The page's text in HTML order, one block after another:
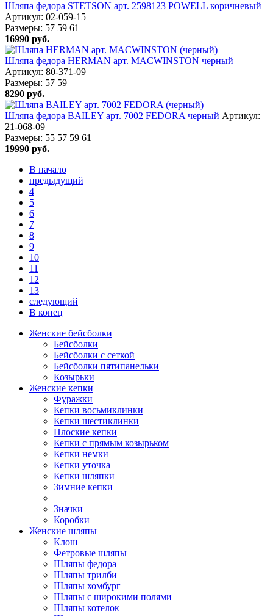
Шляпа федора STETSON арт. 2598123 POWELL коричневый
Артикул: 02-059-15
Размеры: 57 59 61
16990 руб.
Шляпа федора HERMAN арт. MACWINSTON черный
Артикул: 80-371-09
Размеры: 57 59
8290 руб.
Шляпа федора BAILEY арт. 7002 FEDORA черный Артикул:
21-068-09
Размеры: 55 57 59 61
19990 руб.
В начало
предыдущий
4
5
6
7
8
9
10
11
12
13
следующий
В конец
Женские бейсболки
Бейсболки
Бейсболки с сеткой
Бейсболки пятипанельки
Козырьки
Женские кепки
Фуражки
Кепки восьмиклинки
Кепки шестиклинки
Плоские кепки
Кепки с прямым козырьком
Кепки немки
Кепки уточка
Кепки шляпки
Зимние кепки
Значки
Коробки
Женские шляпы
Клош
Фетровые шляпы
Шляпы федора
Шляпы трилби
Шляпы хомбург
Шляпы с широкими полями
Шляпы котелок